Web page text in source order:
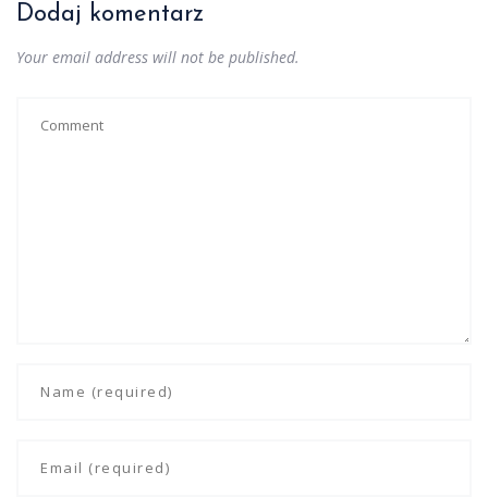
Dodaj komentarz
Your email address will not be published.